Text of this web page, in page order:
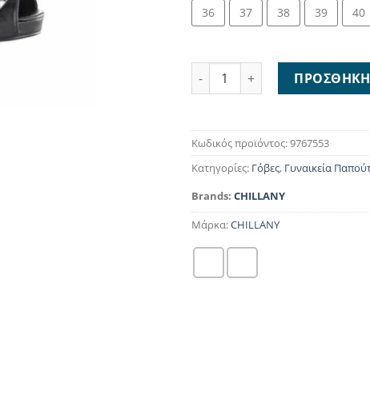
36 37 38 39 40
Chillany High Heels 9767553
Κωδικός προϊόντος:9767553
Κατηγορίες: Γόβες, Γυναικεία
Brands: CHILLANY
Μάρκα:CHILLANY